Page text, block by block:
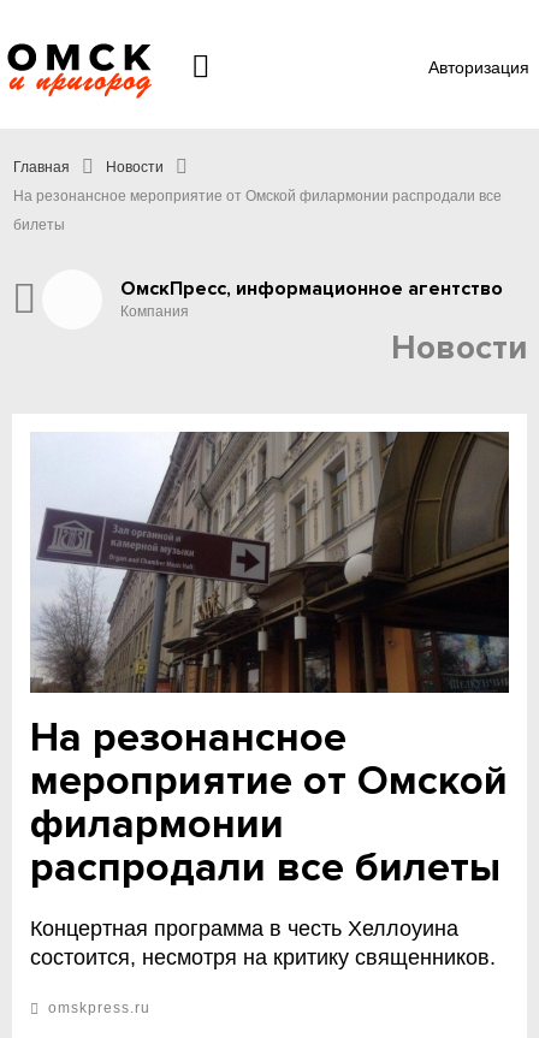
Авторизация
Главная
Новости
На резонансное мероприятие от Омской филармонии распродали все
билеты
ОмскПресс, информационное агентство
Компания
Новости
На резонансное
мероприятие от Омской
филармонии
распродали все билеты
Концертная программа в честь Хеллоуина
состоится, несмотря на критику священников.
omskpress.ru